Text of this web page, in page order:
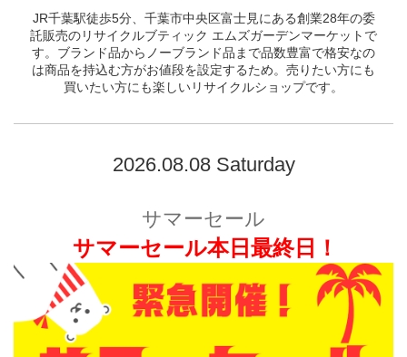
JR千葉駅徒歩5分、千葉市中央区富士見にある創業28年の委
託販売のリサイクルブティック エムズガーデンマーケットで
す。ブランド品からノーブランド品まで品数豊富で格安なの
は商品を持込む方がお値段を設定するため。売りたい方にも
買いたい方にも楽しいリサイクルショップです。
2026.08.08 Saturday
サマーセール
サマーセール本日最終日！